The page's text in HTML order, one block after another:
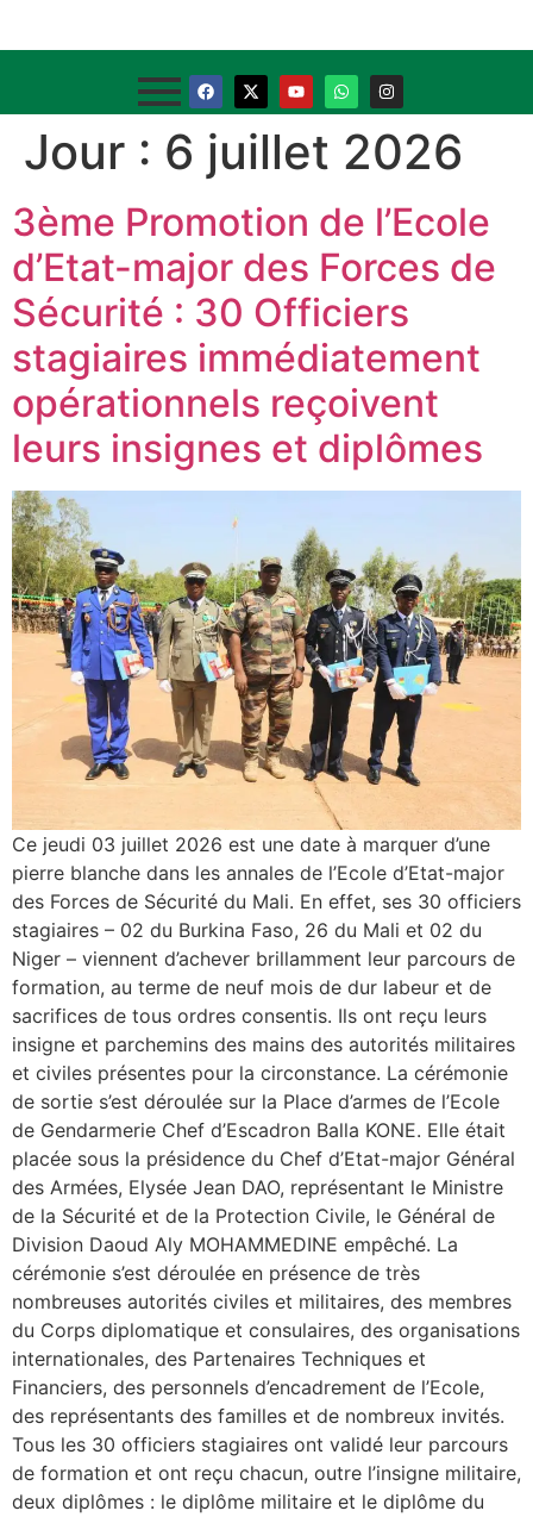
Jour : 6 juillet 2026
3ème Promotion de l’Ecole
d’Etat-major des Forces de
Sécurité : 30 Officiers
stagiaires immédiatement
opérationnels reçoivent
leurs insignes et diplômes
Ce jeudi 03 juillet 2026 est une date à marquer d’une
pierre blanche dans les annales de l’Ecole d’Etat-major
des Forces de Sécurité du Mali. En effet, ses 30 officiers
stagiaires – 02 du Burkina Faso, 26 du Mali et 02 du
Niger – viennent d’achever brillamment leur parcours de
formation, au terme de neuf mois de dur labeur et de
sacrifices de tous ordres consentis. Ils ont reçu leurs
insigne et parchemins des mains des autorités militaires
et civiles présentes pour la circonstance. La cérémonie
de sortie s’est déroulée sur la Place d’armes de l’Ecole
de Gendarmerie Chef d’Escadron Balla KONE. Elle était
placée sous la présidence du Chef d’Etat-major Général
des Armées, Elysée Jean DAO, représentant le Ministre
de la Sécurité et de la Protection Civile, le Général de
Division Daoud Aly MOHAMMEDINE empêché. La
cérémonie s’est déroulée en présence de très
nombreuses autorités civiles et militaires, des membres
du Corps diplomatique et consulaires, des organisations
internationales, des Partenaires Techniques et
Financiers, des personnels d’encadrement de l’Ecole,
des représentants des familles et de nombreux invités.
Tous les 30 officiers stagiaires ont validé leur parcours
de formation et ont reçu chacun, outre l’insigne militaire,
deux diplômes : le diplôme militaire et le diplôme du